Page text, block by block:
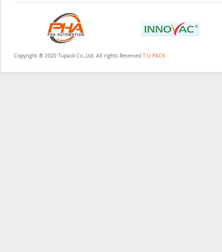
Copyright ® 2020 Tupack Co.,Ltd. All rights Reserved T.U PACK